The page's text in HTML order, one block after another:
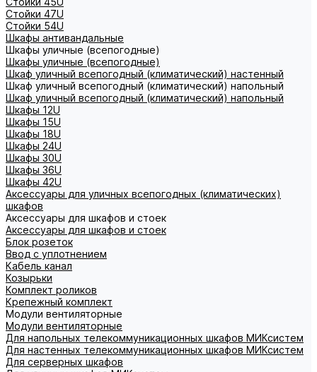
Стойки 47U
Стойки 54U
Шкафы антивандальные
Шкафы уличные (всепогодные)
Шкафы уличные (всепогодные)
Шкаф уличный всепогодный (климатический) настенный
Шкаф уличный всепогодный (климатический) напольный
Шкаф уличный всепогодный (климатический) напольный
Шкафы 12U
Шкафы 15U
Шкафы 18U
Шкафы 24U
Шкафы 30U
Шкафы 36U
Шкафы 42U
Аксессуары для уличных всепогодных (климатических)
шкафов
Аксессуары для шкафов и стоек
Аксессуары для шкафов и стоек
Блок розеток
Ввод с уплотнением
Кабель канал
Козырьки
Комплект роликов
Крепежный комплект
Модули вентиляторные
Модули вентиляторные
Для напольных телекоммуникационных шкафов МИКсистем
Для настенных телекоммуникационных шкафов МИКсистем
Для серверных шкафов